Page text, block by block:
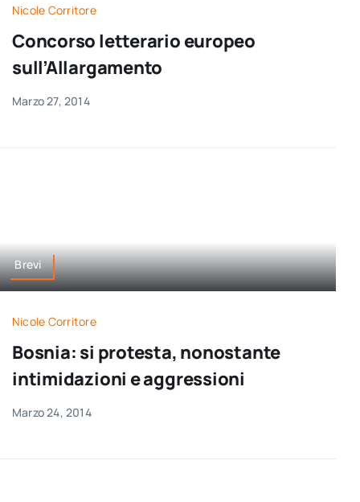
Nicole Corritore
Concorso letterario europeo
sull’Allargamento
Marzo 27, 2014
Brevi
Nicole Corritore
Bosnia: si protesta, nonostante
intimidazioni e aggressioni
Marzo 24, 2014